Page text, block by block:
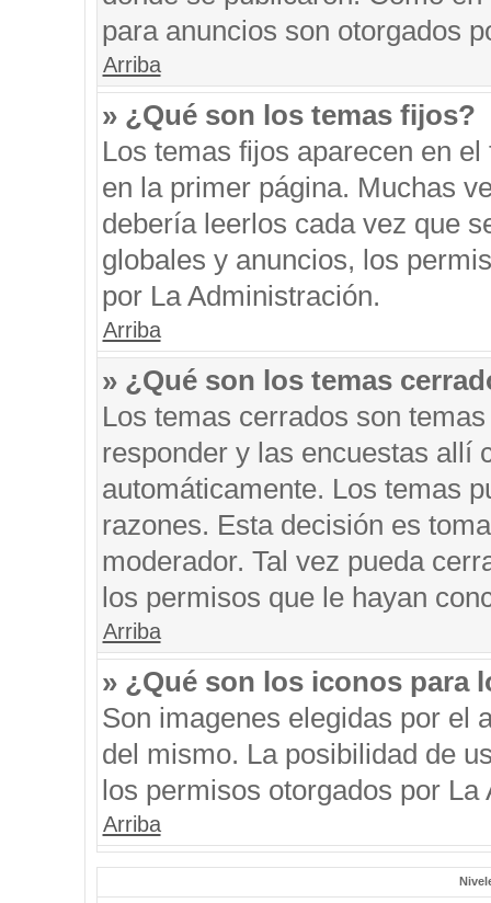
para anuncios son otorgados
Arriba
» ¿Qué son los temas fijos?
Los temas fijos aparecen en
en la primer página. Muchas
debería leerlos cada vez que
globales y anuncios, los
por La Administración.
Arriba
» ¿Qué son los temas
Los temas cerrados son
responder y las encuestas allí
automáticamente. Los temas
razones. Esta decisión es
moderador. Tal vez pueda
los permisos que le hayan
Arriba
» ¿Qué son los iconos para
Son imagenes elegidas por el
del mismo. La posibilidad de
los permisos otorgados por La
Arriba